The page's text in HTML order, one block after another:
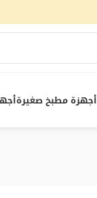
أجهزة مطبخ صغيرة